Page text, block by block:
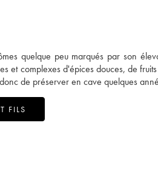
quelque peu marqués par son
et complexes d'épices douces, de
de préserver en cave quelques
FILS